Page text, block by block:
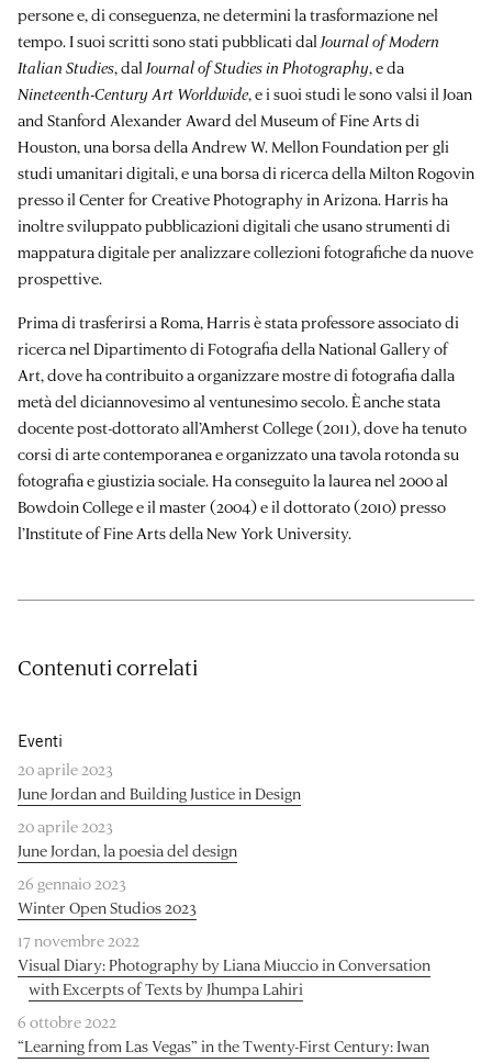
persone e, di conseguenza, ne determini la trasformazione nel
tempo. I suoi scritti sono stati pubblicati dal Journal of Modern
Italian Studies, dal Journal of Studies in Photography, e da
Nineteenth-Century Art Worldwide, e i suoi studi le sono valsi il Joan
and Stanford Alexander Award del Museum of Fine Arts di
Houston, una borsa della Andrew W. Mellon Foundation per gli
studi umanitari digitali, e una borsa di ricerca della Milton Rogovin
presso il Center for Creative Photography in Arizona. Harris ha
inoltre sviluppato pubblicazioni digitali che usano strumenti di
mappatura digitale per analizzare collezioni fotografiche da nuove
prospettive.
Prima di trasferirsi a Roma, Harris è stata professore associato di
ricerca nel Dipartimento di Fotografia della National Gallery of
Art, dove ha contribuito a organizzare mostre di fotografia dalla
metà del diciannovesimo al ventunesimo secolo. È anche stata
docente post-dottorato all’Amherst College (2011), dove ha tenuto
corsi di arte contemporanea e organizzato una tavola rotonda su
fotografia e giustizia sociale. Ha conseguito la laurea nel 2000 al
Bowdoin College e il master (2004) e il dottorato (2010) presso
l’Institute of Fine Arts della New York University.
Contenuti correlati
Eventi
20 aprile 2023
June Jordan and Building Justice in Design
20 aprile 2023
June Jordan, la poesia del design
26 gennaio 2023
Winter Open Studios 2023
17 novembre 2022
Visual Diary: Photography by Liana Miuccio in Conversation
with Excerpts of Texts by Jhumpa Lahiri
6 ottobre 2022
“Learning from Las Vegas” in the Twenty-First Century: Iwan